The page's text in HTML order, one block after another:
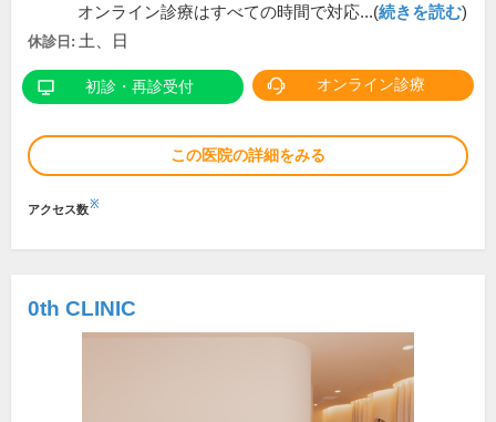
オンライン診療はすべての時間で対応...(続きを読む)
休診日: 土、日
初診・再診受付 オンライン診療
この医院の詳細をみる
アクセス数※
0th CLINIC